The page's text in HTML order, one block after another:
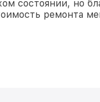
состоянии, но
ремонта